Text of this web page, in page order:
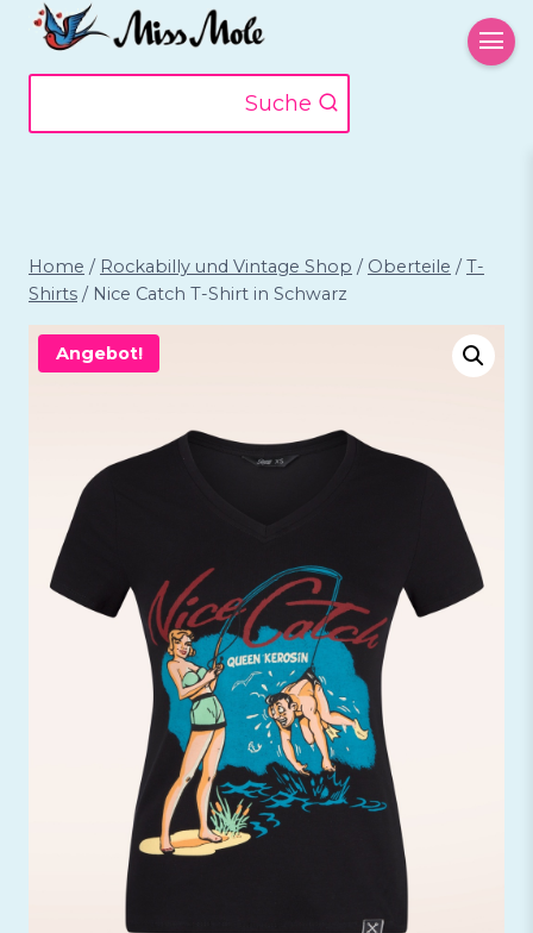
Zum
Inhalt
springen
Suche
Home / Rockabilly und Vintage Shop / Oberteile / T-
Shirts / Nice Catch T-Shirt in Schwarz
Angebot!